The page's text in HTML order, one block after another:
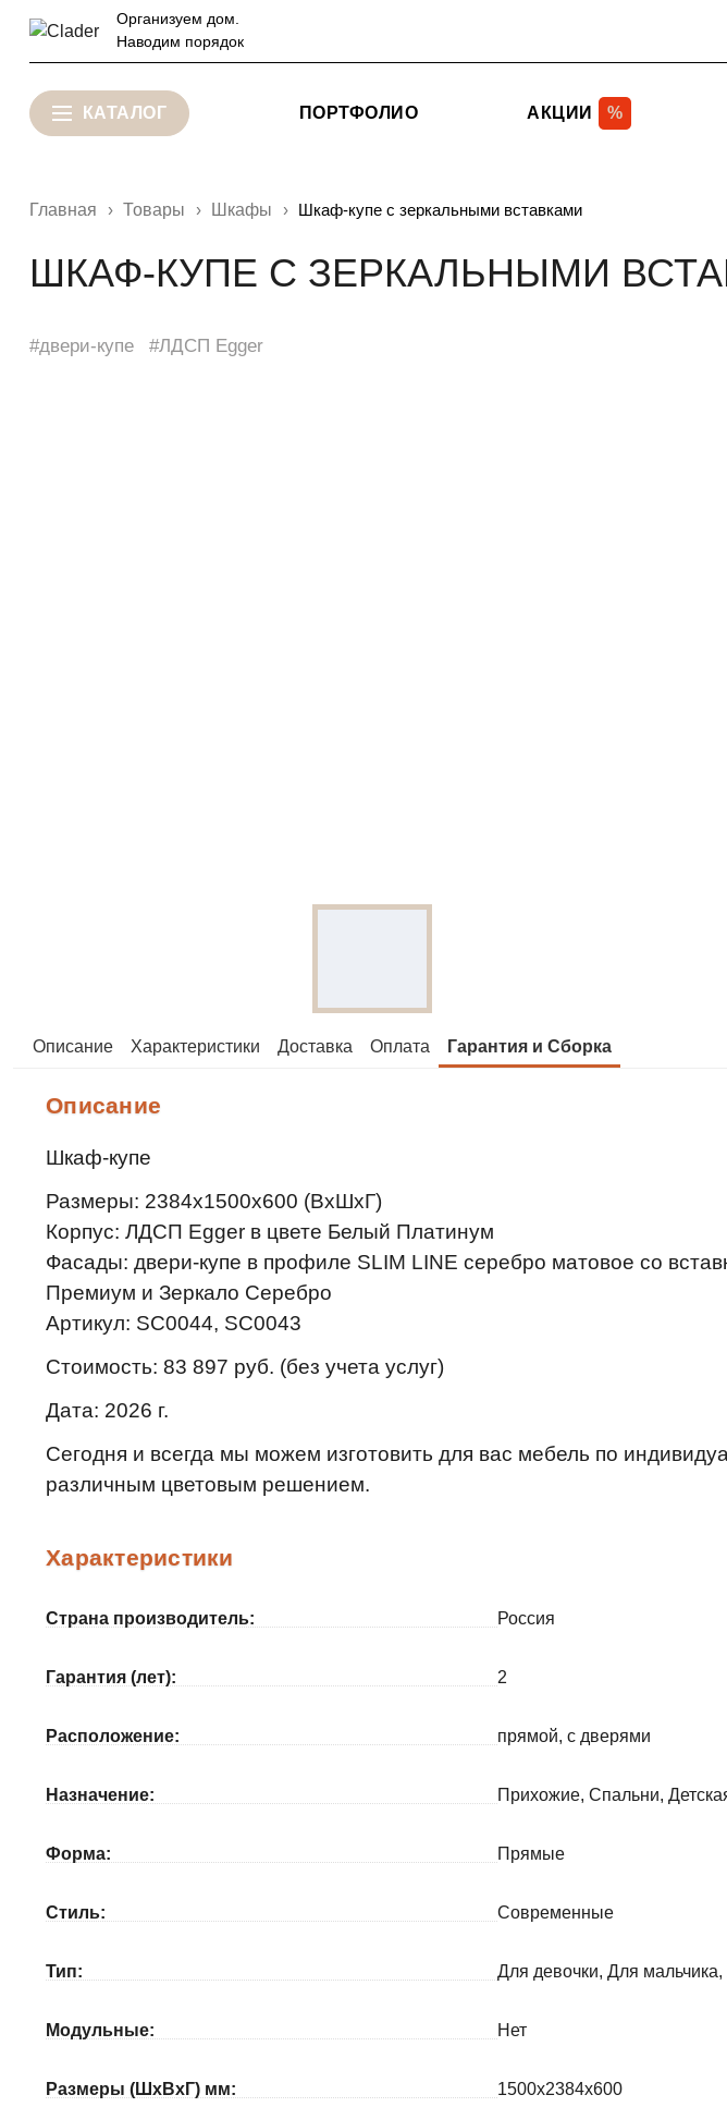
Организуем дом.
Наводим порядок
КАТАЛОГ ПОРТФОЛИО АКЦИИ %
Главная Товары Шкафы Шкаф-купе с зеркальными вставками
ШКАФ-КУПЕ С ЗЕРКАЛЬНЫМИ
#двери-купе #ЛДСП Egger
Описание Характеристики Доставка Оплата Гарантия и Сборка
Описание
Шкаф-купе
Размеры: 2384х1500х600 (ВхШхГ)
Корпус: ЛДСП Egger в цвете Белый Платинум
Фасады: двери-купе в профиле SLIM LINE серебро матовое со
Премиум и Зеркало Серебро
Артикул: SC0044, SC0043
Стоимость: 83 897 руб. (без учета услуг)
Дата: 2026 г.
Сегодня и всегда мы можем изготовить для вас мебель по
различным цветовым решением.
Характеристики
Страна производитель: Россия
Гарантия (лет): 2
Расположение: прямой, с дверями
Назначение: Прихожие, Спальни,
Форма: Прямые
Стиль: Современные
Тип: Для девочки, Для
Модульные: Нет
Размеры (ШхВхГ) мм: 1500x2384x600